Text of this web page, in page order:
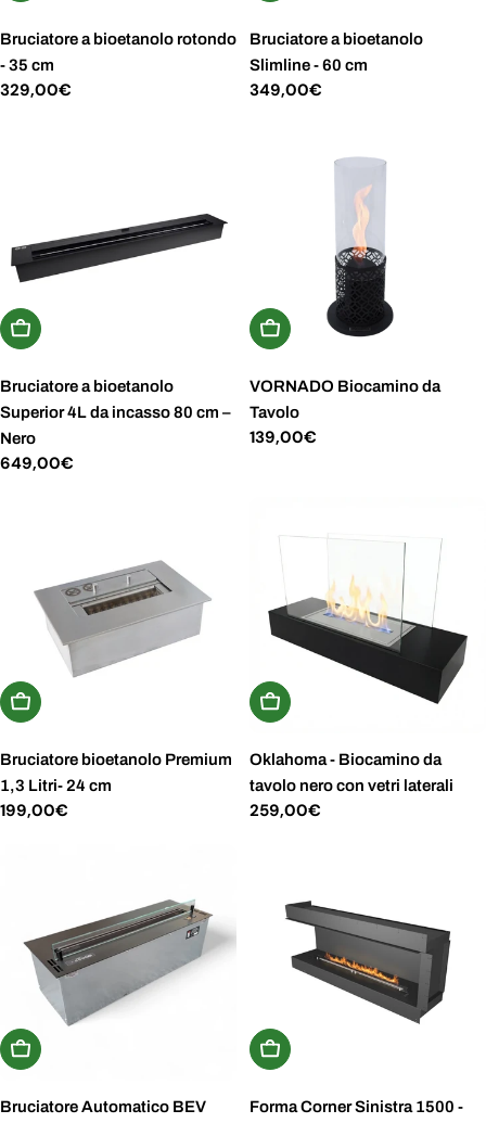
Bruciatore a bioetanolo rotondo
- 35 cm
Prezzo
329,00€
Bruciatore a bioetanolo
Slimline - 60 cm
Prezzo
349,00€
Aggiungi Al Carrello
Bruciatore a bioetanolo
Superior 4L da incasso 80 cm –
Nero
Prezzo
649,00€
Aggiungi Al Carrello
VORNADO Biocamino da
Tavolo
Prezzo
139,00€
Aggiungi Al Carrello
Bruciatore bioetanolo Premium
1,3 Litri- 24 cm
Prezzo
199,00€
Aggiungi Al Carrello
Oklahoma - Biocamino da
tavolo nero con vetri laterali
Prezzo
259,00€
Aggiungi Al Carrello
Bruciatore Automatico BEV
Aggiungi Al Carrello
Forma Corner Sinistra 1500 -